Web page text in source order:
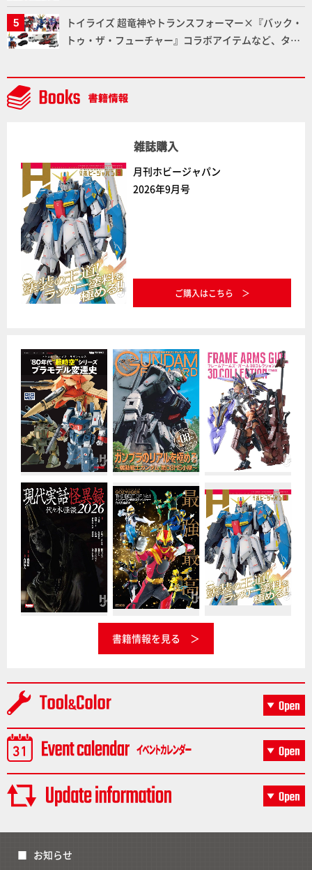
ー塗料の未来についてインタビュー！
トイライズ 超竜神やトランスフォーマー×『バック・
トゥ・ザ・フューチャー』コラボアイテムなど、タカ
NEWITEM】
雑誌購入
月刊ホビージャパン
2026年9月号
ご購入はこちら
書籍情報を見る
お知らせ